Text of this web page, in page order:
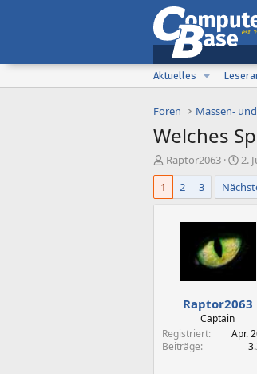
Aktuelles
Foren Massen-
Welches
E
r
t
Raptor2063
E
r
s
t
l
2.
1
2 3
Raptor2063
Captain
Registriert
Apr.
Beiträge